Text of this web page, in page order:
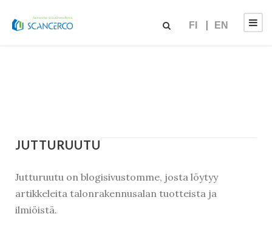
FI EN
JUTTURUUTU
Jutturuutu on blogisivustomme, josta löytyy
artikkeleita talonrakennusalan tuotteista ja
ilmiöistä.